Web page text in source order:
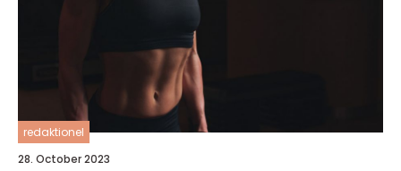
redaktionel
28. October 2023